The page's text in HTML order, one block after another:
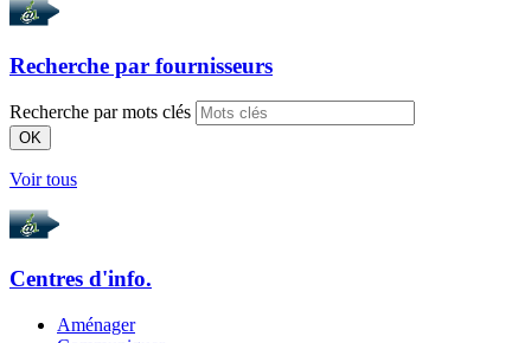
Recherche par fournisseurs
Recherche par mots clés
OK
Voir tous
Centres d'info.
Aménager